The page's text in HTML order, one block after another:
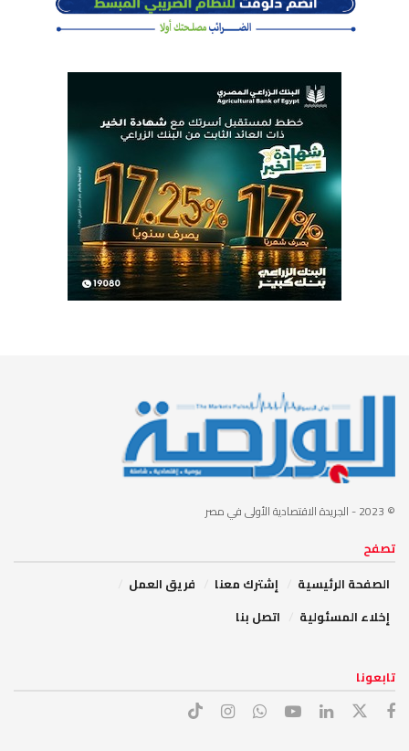
© 2023 - الجريدة الاقتصادية الأولى في مصر
تصفح
الصفحة الرئيسية
إشترك معنا
فريق العمل
إخلاء المسئولية
اتصل بنا
تابعونا